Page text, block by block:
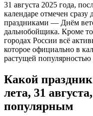
31 августа 2025 года,
календаре отмечен
праздниками — Днём
дальнобойщика. Кроме
городах России всё
которое официально в
растущей популярностью
Какой
лета, 31
популярным